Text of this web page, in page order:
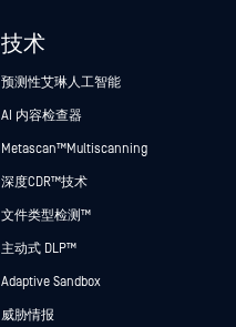
技术
预测性艾琳人工智能
AI 内容检查器
Metascan™ Multiscanning
深度CDR™技术
文件类型检测™
主动式 DLP™
Adaptive Sandbox
威胁情报